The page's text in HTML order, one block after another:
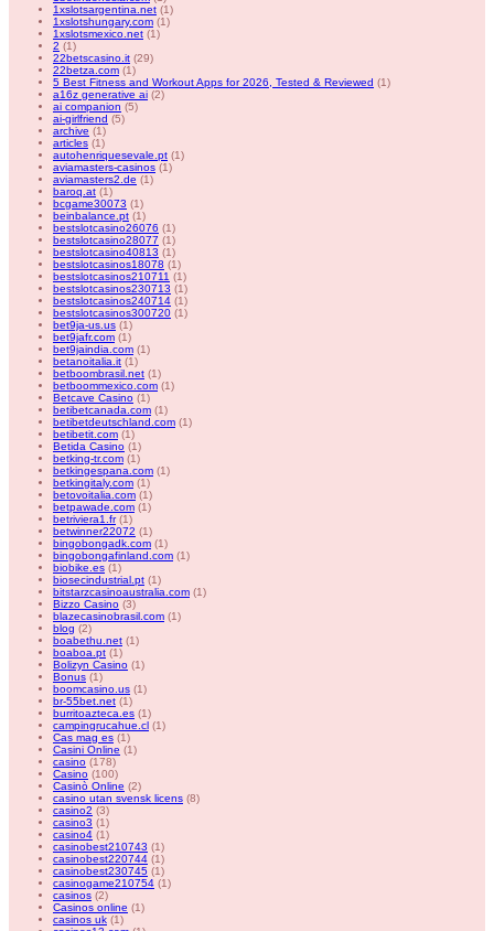
1xslotsargentina.net (1)
1xslotshungary.com (1)
1xslotsmexico.net (1)
2 (1)
22betscasino.it (29)
22betza.com (1)
5 Best Fitness and Workout Apps for 2026, Tested & Reviewed (1)
a16z generative ai (2)
ai companion (5)
ai-girlfriend (5)
archive (1)
articles (1)
autohenriquesevale.pt (1)
aviamasters-casinos (1)
aviamasters2.de (1)
baroq.at (1)
bcgame30073 (1)
beinbalance.pt (1)
bestslotcasino26076 (1)
bestslotcasino28077 (1)
bestslotcasino40813 (1)
bestslotcasinos18078 (1)
bestslotcasinos210711 (1)
bestslotcasinos230713 (1)
bestslotcasinos240714 (1)
bestslotcasinos300720 (1)
bet9ja-us.us (1)
bet9jafr.com (1)
bet9jaindia.com (1)
betanoitalia.it (1)
betboombrasil.net (1)
betboommexico.com (1)
Betcave Casino (1)
betibetcanada.com (1)
betibetdeutschland.com (1)
betibetit.com (1)
Betida Casino (1)
betking-tr.com (1)
betkingespana.com (1)
betkingitaly.com (1)
betovoitalia.com (1)
betpawade.com (1)
betriviera1.fr(1)
betwinner22072 (1)
bingobongadk.com (1)
bingobongafinland.com (1)
biobike.es (1)
biosecindustrial.pt (1)
bitstarzcasinoaustralia.com (1)
Bizzo Casino (3)
blazecasinobrasil.com (1)
blog (2)
boabethu.net (1)
boaboa.pt (1)
Bolizyn Casino (1)
Bonus (1)
boomcasino.us (1)
br-55bet.net (1)
burritoazteca.es (1)
campingrucahue.cl (1)
Cas mag es (1)
Casini Online (1)
casino (178)
Casino (100)
Casinò Online (2)
casino utan svensk licens (8)
casino2 (3)
casino3 (1)
casino4 (1)
casinobest210743 (1)
casinobest220744 (1)
casinobest230745 (1)
casinogame210754 (1)
casinos (2)
Casinos online (1)
casinos uk (1)